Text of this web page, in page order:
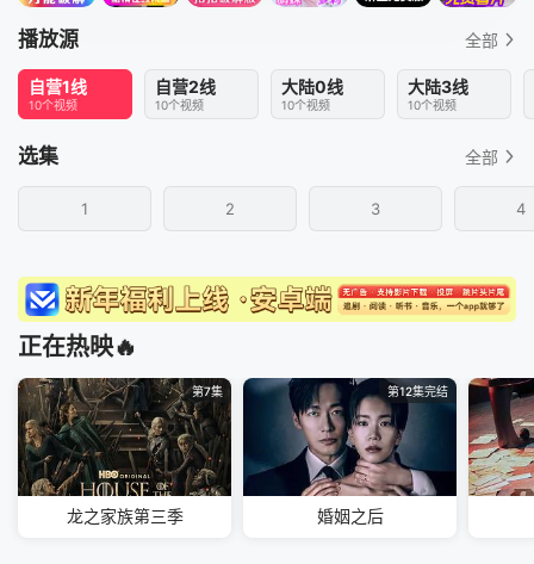
播放源 全部
自营1线
10个视频
自营2线
10个视频
大陆0线
10个视频
大陆3线
10个视频
选集 全部
1 2 3 4
正在热映🔥
第7集
龙之家族第三季
第12集完结
婚姻之后